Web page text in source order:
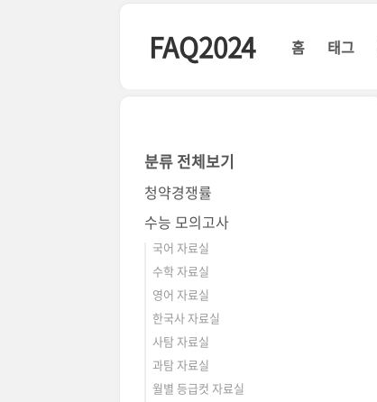
FAQ2024 홈 태그
분류 전체보기
청약경쟁률
수능 모의고사
국어 자료실
수학 자료실
영어 자료실
한국사 자료실
사탐 자료실
과탐 자료실
월별 등급컷 자료실